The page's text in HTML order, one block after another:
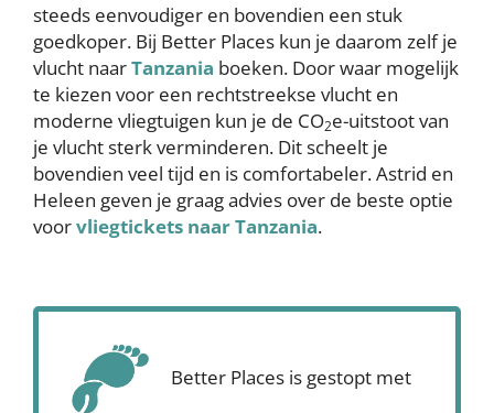
steeds eenvoudiger en bovendien een stuk
goedkoper. Bij Better Places kun je daarom zelf je
vlucht naarTanzania boeken. Door waar mogelijk
te kiezen voor een rechtstreekse vlucht en
moderne vliegtuigen kun je de CO2e-uitstoot van
je vlucht sterk verminderen. Dit scheelt je
bovendien veel tijd en is comfortabeler. Astrid en
Heleen geven je graag advies over de beste optie
voorvliegtickets naar Tanzania.
Better Places is gestopt met